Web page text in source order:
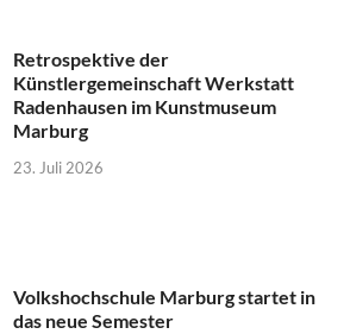
Retrospektive der
Künstlergemeinschaft Werkstatt
Radenhausen im Kunstmuseum
Marburg
23. Juli 2026
Volkshochschule Marburg startet in
das neue Semester